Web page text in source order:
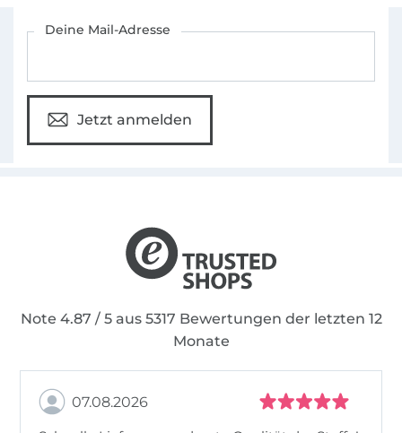
Deine Mail-Adresse
Jetzt anmelden
Note 4.87 / 5 aus 5317 Bewertungen der letzten 12
Monate
07.08.2026